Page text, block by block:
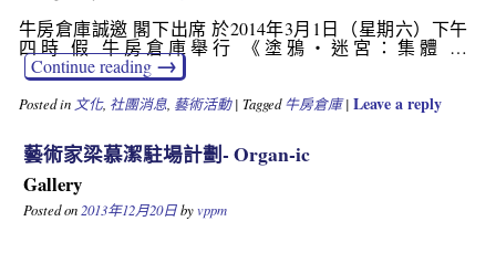
牛房倉庫誠邀 閣下出席 於2014年3月1日（星期六）下午
四時 假 牛房倉庫舉行 《塗鴉・迷宮：集體 …
Continue reading→
Posted in 文化, 社團消息, 藝術活動| Tagged 牛房倉庫| Leave a reply
藝術家梁慕潔駐場計劃- Organ-ic
Gallery
Posted on 2013年12月20日byvppm